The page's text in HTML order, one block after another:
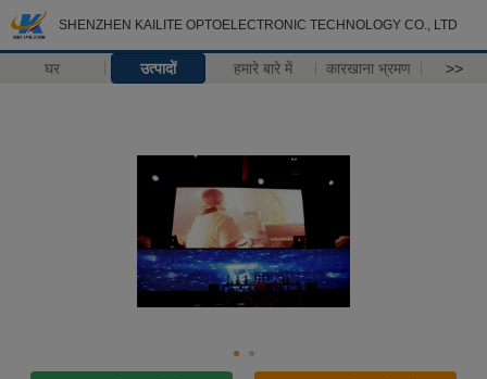
SHENZHEN KAILITE OPTOELECTRONIC TECHNOLOGY CO., LTD
घर उत्पादों हमारे बारे में कारखाना भ्रमण >>